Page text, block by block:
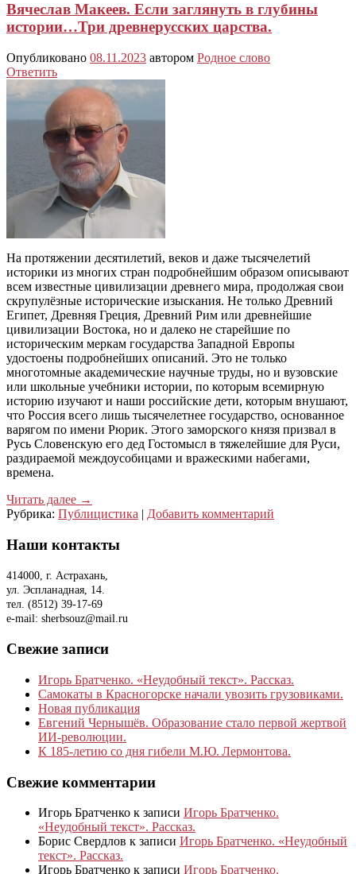
Вячеслав Макеев. Если заглянуть в глубины
истории…Три древнерусских царства.
Опубликовано 08.11.2023 автором Родное слово
Ответить
На протяжении десятилетий, веков и даже тысячелетий
историки из многих стран подробнейшим образом описывают
всем известные цивилизации древнего мира, продолжая свои
скрупулёзные исторические изыскания. Не только Древний
Египет, Древняя Греция, Древний Рим или древнейшие
цивилизации Востока, но и далеко не старейшие по
историческим меркам государства Западной Европы
удостоены подробнейших описаний. Это не только
многотомные академические научные труды, но и вузовские
или школьные учебники истории, по которым всемирную
историю изучают и наши российские дети, которым внушают,
что Россия всего лишь тысячелетнее государство, основанное
варягом по имени Рюрик. Этого заморского князя призвал в
Русь Словенскую его дед Гостомысл в тяжелейшие для Руси,
раздираемой междоусобицами и вражескими набегами,
времена.
Читать далее →
Рубрика: Публицистика | Добавить комментарий
Наши контакты
414000, г. Астрахань,
ул. Эспланадная, 14.
тел. (8512) 39-17-69
e-mail: sherbsouz@mail.ru
Свежие записи
Игорь Братченко. «Неудобный текст». Рассказ.
Самокаты в Красногорске начали увозить грузовиками.
Новая публикация
Евгений Чернышёв. Образование стало первой жертвой
ИИ-революции.
К 185‑летию со дня гибели М.Ю. Лермонтова.
Свежие комментарии
Игорь Братченко к записи Игорь Братченко.
«Неудобный текст». Рассказ.
Борис Свердлов к записи Игорь Братченко. «Неудобный
текст». Рассказ.
Игорь Братченко к записи Игорь Братченко.